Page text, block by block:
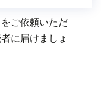
ご依頼いただ
に届けましょ